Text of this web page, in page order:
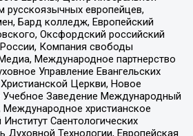
русскоязычных европейцев,
Бард колледж, Европейский
Оксфордский российский
Компания свободы
Международное партнерство
Управление Евангельских
Церкви, Новое
Заведение Международный
христианское
Саентологических
Духовной Технологии, Европейская